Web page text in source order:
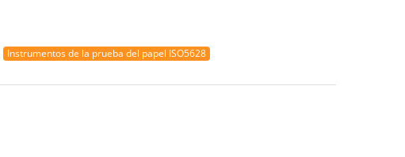
Instrumentos de la prueba del papel ISO5628